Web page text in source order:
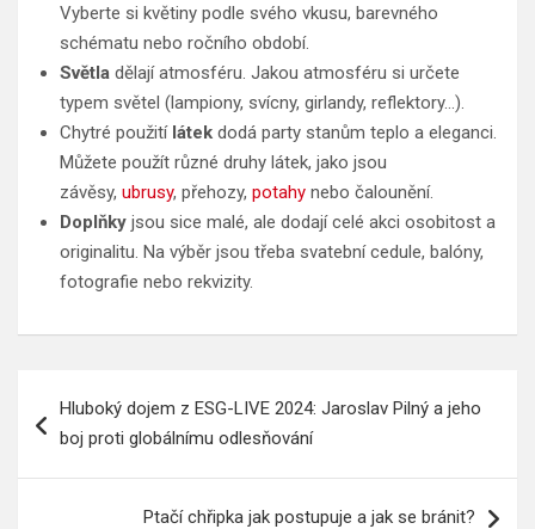
Vyberte si květiny podle svého vkusu, barevného
schématu nebo ročního období.
Světla dělají atmosféru. Jakou atmosféru si určete
typem světel (lampiony, svícny, girlandy, reflektory…).
Chytré použití látek dodá party stanům teplo a eleganci.
Můžete použít různé druhy látek, jako jsou
závěsy, ubrusy, přehozy, potahy nebo čalounění.
Doplňky jsou sice malé, ale dodají celé akci osobitost a
originalitu. Na výběr jsou třeba svatební cedule, balóny,
fotografie nebo rekvizity.
proHluboký dojem z ESG-LIVE 2024: Jaroslav Pilný a jeho
boj proti globálnímu odlesňování
Ptačí chřipka jak postupuje a jak se bránit?